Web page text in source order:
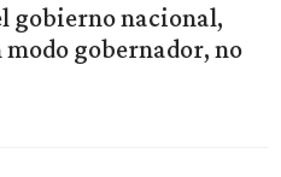
gobierno nacional,
gobernador, no